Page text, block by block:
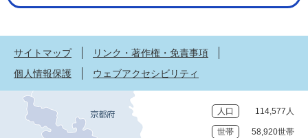
サイトマップ
リンク・著作権・免責事項
個人情報保護
ウェブアクセシビリティ
人口 114,577人
世帯 58,920世帯